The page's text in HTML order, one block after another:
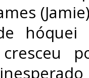
hóquei